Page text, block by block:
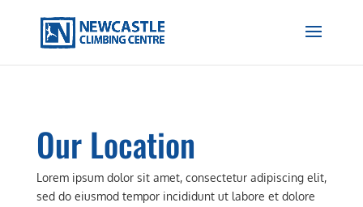
Our Location
Lorem ipsum dolor sit amet, consectetur adipiscing elit,
sed do eiusmod tempor incididunt ut labore et dolore